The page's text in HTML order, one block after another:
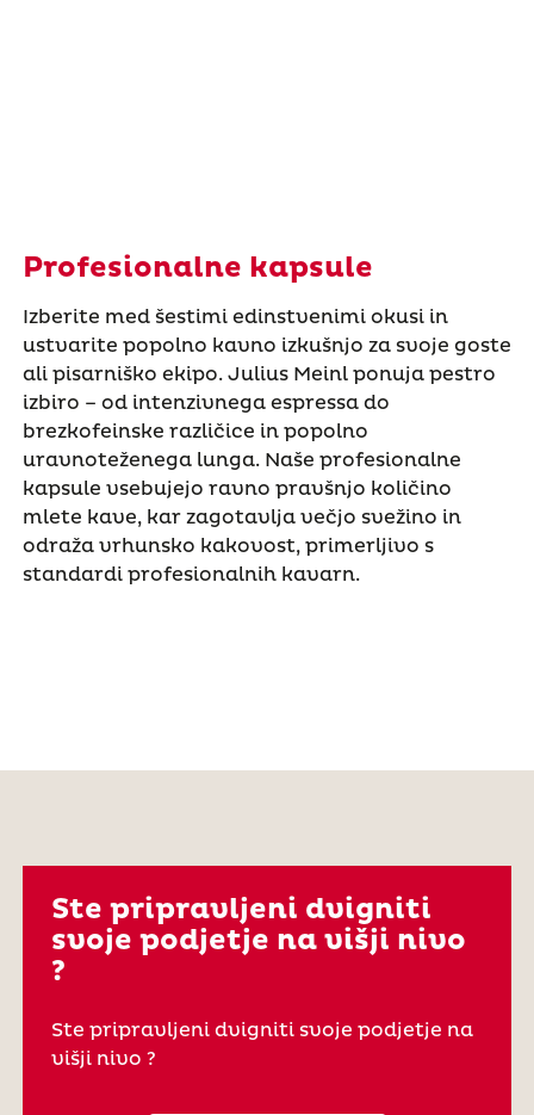
Profesionalne kapsule
Izberite med šestimi edinstvenimi okusi in
ustvarite popolno kavno izkušnjo za svoje goste
ali pisarniško ekipo. Julius Meinl ponuja pestro
izbiro – od intenzivnega espressa do
brezkofeinske različice in popolno
uravnoteženega lunga. Naše profesionalne
kapsule vsebujejo ravno pravšnjo količino
mlete kave, kar zagotavlja večjo svežino in
odraža vrhunsko kakovost, primerljivo s
standardi profesionalnih kavarn.
Ste pripravljeni dvigniti
svoje podjetje na višji nivo
?
Ste pripravljeni dvigniti svoje podjetje na
višji nivo ?